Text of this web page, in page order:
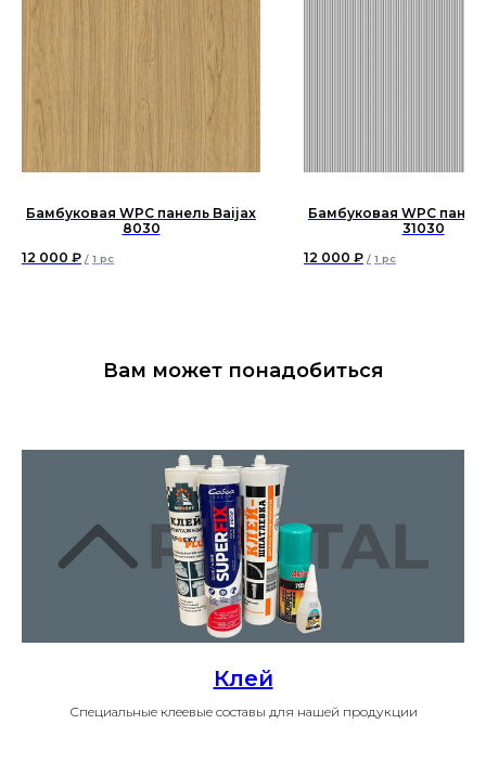
Бамбуковая WPC панель Baijax
8030
12 000 ₽ / 1 pc
Бамбуковая WPC
31030
12 000 ₽ / 1 pc
Вам может понадобиться
Клей
Специальные клеевые составы для нашей продукции